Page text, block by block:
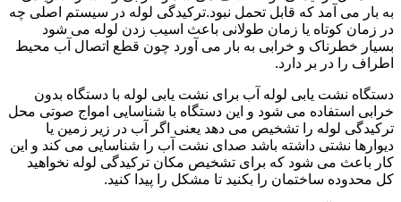
به بار می آمد که قابل تحمل نبود.ترکیدگی لوله در سیستم اصلی چه
در زمان کوتاه یا زمان طولانی باعث اسیب زدن لوله می شود
بسیار خطرناک و خرابی به بار می آورد چون قطع اتصال آب محیط
اطراف را در بر دارد.
دستگاه نشت یابی لوله آب برای نشت یابی لوله با دستگاه بدون
خرابی استفاده می شود و این دستگاه با شناسایی امواج صوتی محل
ترکیدگی لوله را تشخیص می دهد یعنی اگر آب در زیر زمین یا
دیوارها نشتی داشته باشد صدای نشت آب را شناسایی می کند و این
کار باعث می شود که برای تشخیص مکان ترکیدگی لوله نخواهید
کل محدوده ساختمان را بکنید تا مشکل را پیدا کنید.